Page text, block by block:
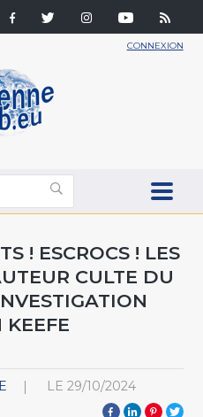
CONNEXION
! ESCROCS ! LES
CULTE DU
KEEFE
LE 29/10/2024